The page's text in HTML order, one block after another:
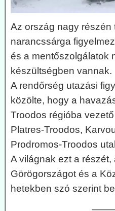
Az ország nagy részén
narancssárga
és a mentőszolgálatok
készültségben vannak.
A rendőrség utazási
közölte, hogy a
Troodos régióba
Platres-Troodos,
Prodromos-Troodos
A világnak ezt a
Görögországot és a
hetekben szó szerint